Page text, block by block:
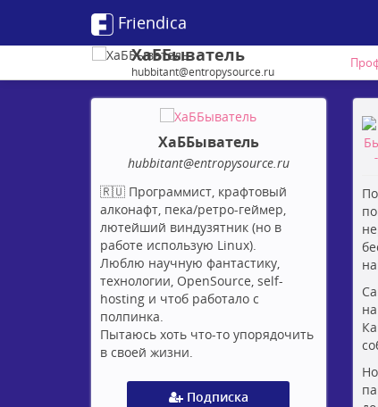
Friendica
ХаББыватель
hubbitant@entropysource.ru
ХаББыватель
hubbitant@entropysource.ru
🇷🇺 Программист, крафтовый
алконафт, пека/ретро-геймер,
лютейший виндузятник (но в
работе использую Linux).
Люблю научную фантастику,
технологии, OpenSource, self-
hosting и чтоб работало с
полпинка.
Пытаюсь хоть что-то упорядочить
в своей жизни.
Подписка